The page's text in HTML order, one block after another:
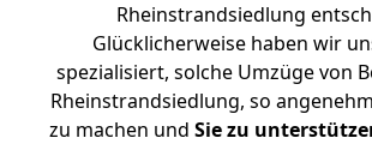
Rheinstrandsiedlung
Glücklicherweise haben wir
spezialisiert, solche Umzüge von
Rheinstrandsiedlung, so
zu machen und Sie zu